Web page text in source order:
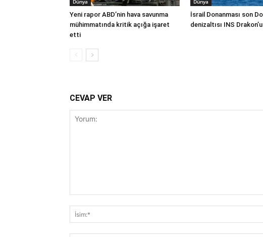
Dünya
Yeni rapor ABD’nin hava savunma
mühimmatında kritik açığa işaret
etti
Dünya
İsrail Donanması son
denizaltısı INS
CEVAP VER